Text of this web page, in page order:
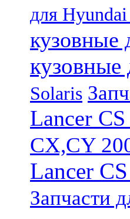
для
кузовные
кузовные
Solaris
Lancer
CX,CY
Lancer
Запчасти